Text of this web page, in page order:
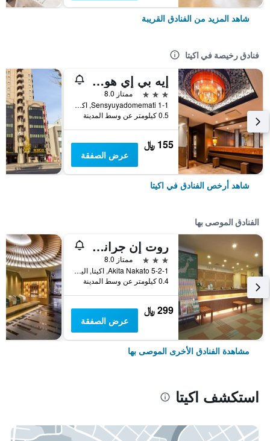
شاهد المزيد من الفنادق القريبة
فنادق رخيصة في اكيتا
إيه بي إي هوتل أكيتا سينشو كوين
3 نجوم
ممتاز 8.0
1-1 Sensyuyadomemati, اكيتا, اليابان
0.5 كيلومتر عن وسط المدينة
155 ﷼
عرض الصفقة
شاهد أرخص الفنادق في اكيتا
الفنادق الموصى بها
روت إن جرانتيا أكيتا سبا ريزورت
3 نجوم
ممتاز 8.0
5-2-1 Akita Nakato, اكيتا, اليابان
0.4 كيلومتر عن وسط المدينة
299 ﷼
عرض الصفقة
مشاهدة الفنادق الأخرى الموصى بها
استكشف اكيتا